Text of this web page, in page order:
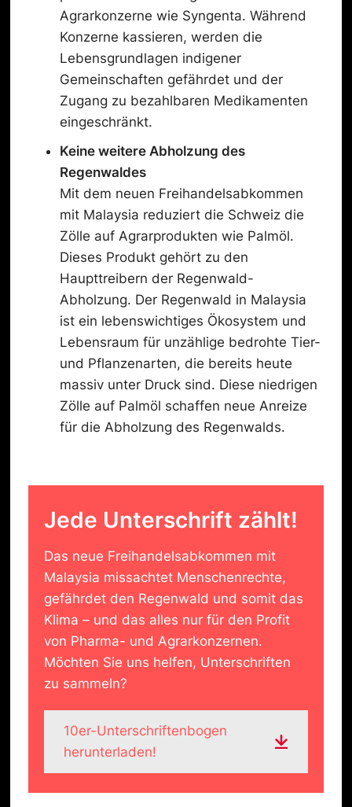
Agrarkonzerne wie Syngenta. Während
Konzerne kassieren, werden die
Lebensgrundlagen indigener
Gemeinschaften gefährdet und der
Zugang zu bezahlbaren Medikamenten
eingeschränkt.
Keine weitere Abholzung des
Regenwaldes
Mit dem neuen Freihandelsabkommen
mit Malaysia reduziert die Schweiz die
Zölle auf Agrarprodukten wie Palmöl.
Dieses Produkt gehört zu den
Haupttreibern der Regenwald-
Abholzung. Der Regenwald in Malaysia
ist ein lebenswichtiges Ökosystem und
Lebensraum für unzählige bedrohte Tier-
und Pflanzenarten, die bereits heute
massiv unter Druck sind. Diese niedrigen
Zölle auf Palmöl schaffen neue Anreize
für die Abholzung des Regenwalds.
Jede Unterschrift zählt!
Das neue Freihandelsabkommen mit
Malaysia missachtet Menschenrechte,
gefährdet den Regenwald und somit das
Klima – und das alles nur für den Profit
von Pharma- und Agrarkonzernen.
Möchten Sie uns helfen, Unterschriften
zu sammeln?
10er-Unterschriftenbogen
herunterladen!